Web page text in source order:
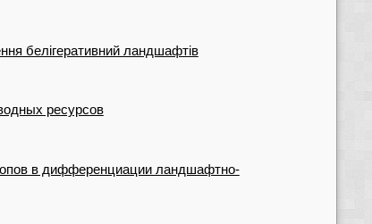
белігеративний ландшафтів
ресурсов
в дифференциации ландшафтно-